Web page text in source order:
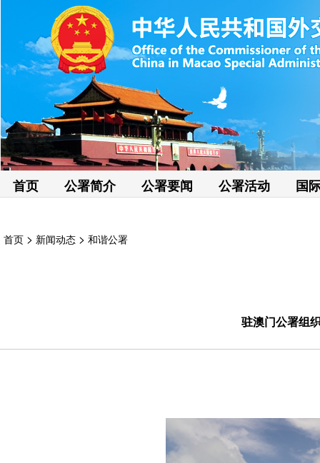
首页 公署简介 公署要闻 公署活动 国
首页 > 新闻动态 > 和谐公署
驻澳门公署组